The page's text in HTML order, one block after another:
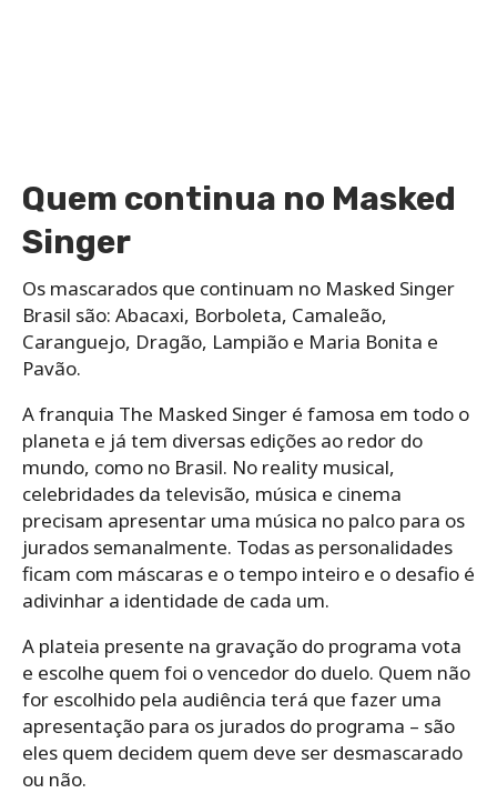
Quem continua no Masked
Singer
Os mascarados que continuam no Masked Singer
Brasil são: Abacaxi, Borboleta, Camaleão,
Caranguejo, Dragão, Lampião e Maria Bonita e
Pavão.
A franquia The Masked Singer é famosa em todo o
planeta e já tem diversas edições ao redor do
mundo, como no Brasil. No reality musical,
celebridades da televisão, música e cinema
precisam apresentar uma música no palco para os
jurados semanalmente. Todas as personalidades
ficam com máscaras e o tempo inteiro e o desafio é
adivinhar a identidade de cada um.
A plateia presente na gravação do programa vota
e escolhe quem foi o vencedor do duelo. Quem não
for escolhido pela audiência terá que fazer uma
apresentação para os jurados do programa – são
eles quem decidem quem deve ser desmascarado
ou não.